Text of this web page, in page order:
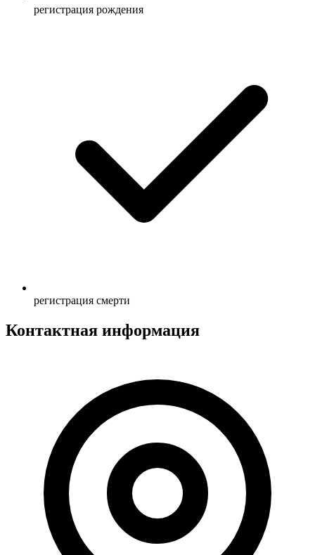
регистрация рождения
регистрация смерти
Контактная информация